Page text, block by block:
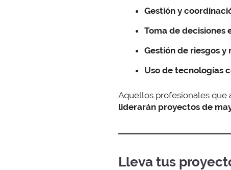
Gestión y
Toma de decisiones
Gestión de riesgos
Uso de tecnologías
Aquellos profesionales que
liderarán proyectos de
Lleva tus